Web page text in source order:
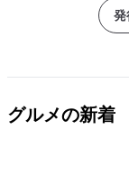
発
グルメの新着